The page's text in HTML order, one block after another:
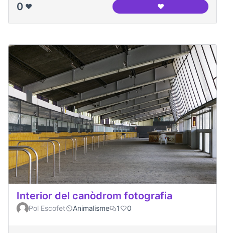
0 ❤️ ❤️Entrevista al Jesús
Interior del canòdrom fotografia
Pol Escofet Animalisme 1 0